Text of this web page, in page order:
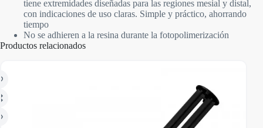
tiene extremidades diseñadas para las regiones mesial y distal,
con indicaciones de uso claras. Simple y práctico, ahorrando
tiempo
No se adhieren a la resina durante la fotopolimerización
Productos relacionados